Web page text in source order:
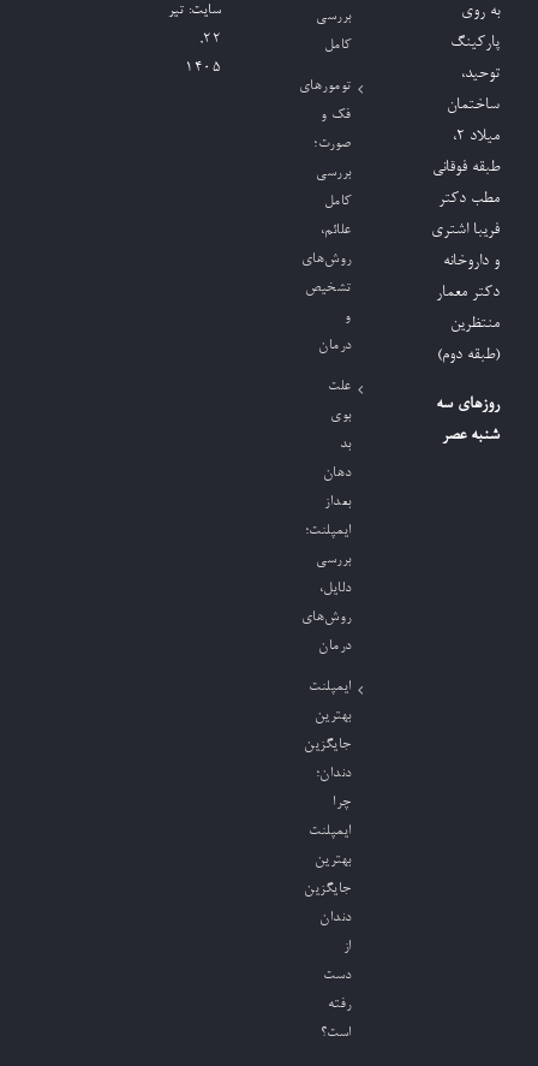
به روی
پارکینگ
توحید،
ساختمان
میلاد ٢،
طبقه فوقانی
مطب دکتر
فریبا اشتری
و داروخانه
دکتر معمار
منتظرین
(طبقه دوم)
روزهای سه
شنبه عصر
بررسی
کامل
تومورهای
فک و
صورت؛
بررسی
کامل
علائم،
روش‌های
تشخیص
و
درمان
علت
بوی
بد
دهان
بعداز
ایمپلنت؛
بررسی
دلایل،
روش‌های
درمان
ایمپلنت
بهترین
جایگزین
دندان؛
چرا
ایمپلنت
بهترین
جایگزین
دندان
از
دست
رفته
است؟
سایت: تیر
۲۲,
۱۴۰۵